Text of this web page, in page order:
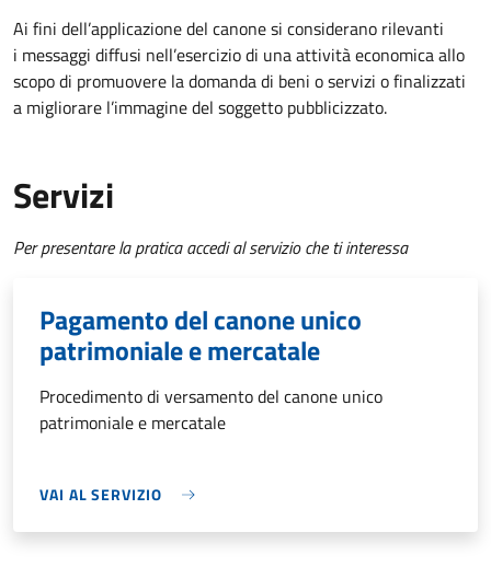
Ai fini dell’applicazione del canone si considerano rilevanti
i messaggi diffusi nell’esercizio di una attività economica allo
scopo di promuovere la domanda di beni o servizi o finalizzati
a migliorare l’immagine del soggetto pubblicizzato.
Servizi
Per presentare la pratica accedi al servizio che ti interessa
Pagamento del canone unico
patrimoniale e mercatale
Procedimento di versamento del canone unico
patrimoniale e mercatale
VAI AL SERVIZIO